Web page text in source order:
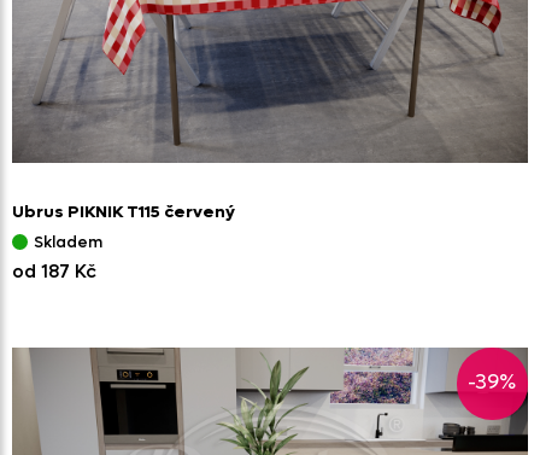
Ubrus PIKNIK T115 červený
Skladem
od 187 Kč
-39%